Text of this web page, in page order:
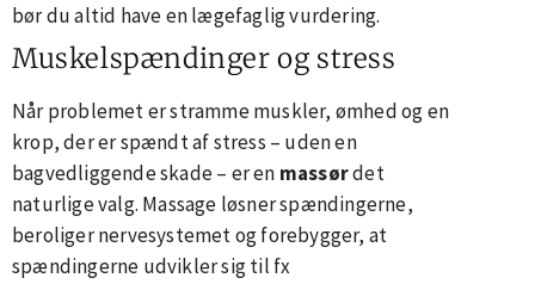
bør du altid have en lægefaglig vurdering.
Muskelspændinger og stress
Når problemet er stramme muskler, ømhed og en
krop, der er spændt af stress – uden en
bagvedliggende skade – er en massørdet
naturlige valg. Massage løsner spændingerne,
beroliger nervesystemet og forebygger, at
spændingerne udvikler sig til fx